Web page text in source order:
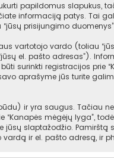
papildomus slapukus,
informaciją patys. Tai
prisijungimo
vartotojo vardo (toliau
el. pašto adresas”).
surinkti registracijos prie
aprašyme jūs turite
ir yra saugus. Tačiau
mėgėjų lyga”,
jūsų slaptažodžio.
ir el. pašto adresą, ir